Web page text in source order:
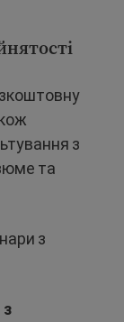
з
та
з